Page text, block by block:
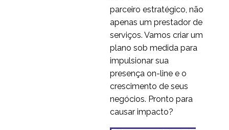
parceiro estratégico, não
apenas um prestador de
serviços. Vamos criar um
plano sob medida para
impulsionar sua
presença on-line e o
crescimento de seus
negócios. Pronto para
causar impacto?